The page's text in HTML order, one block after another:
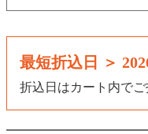
最短折込日 ＞
折込日はカート内で